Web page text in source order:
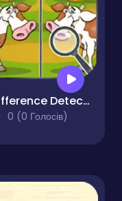
Difference Detective- Find them!
0 (0 Голосів)